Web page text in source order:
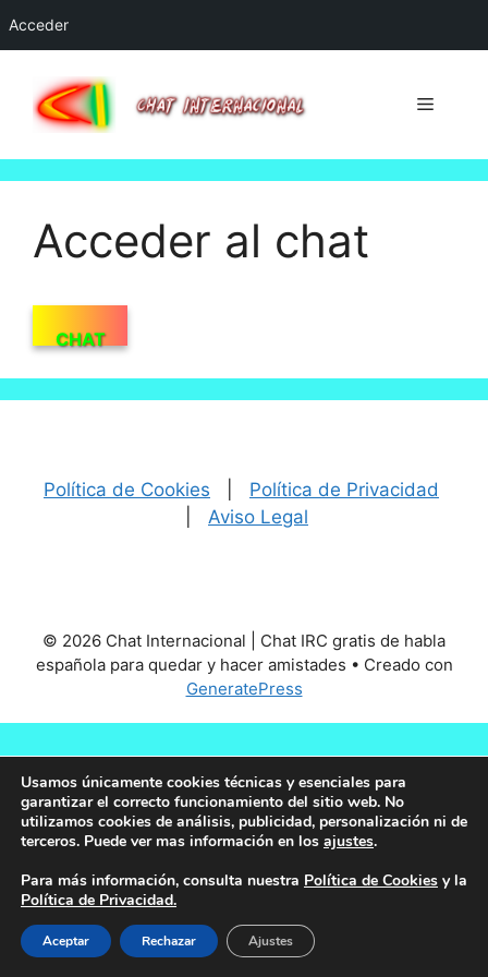
Acceder
contenido
Menú
Acceder al chat
CHAT
Política de Cookies
Política de Privacidad
Aviso Legal
© 2026 Chat Internacional | Chat IRC gratis de habla
española para quedar y hacer amistades • Creado con
GeneratePress
Usamos únicamente cookies técnicas y esenciales para
garantizar el correcto funcionamiento del sitio web. No
utilizamos cookies de análisis, publicidad, personalización ni de
terceros. Puede ver mas información en los ajustes.
Para más información, consulta nuestra Política de Cookies y la
Política de Privacidad.
Aceptar Rechazar Ajustes